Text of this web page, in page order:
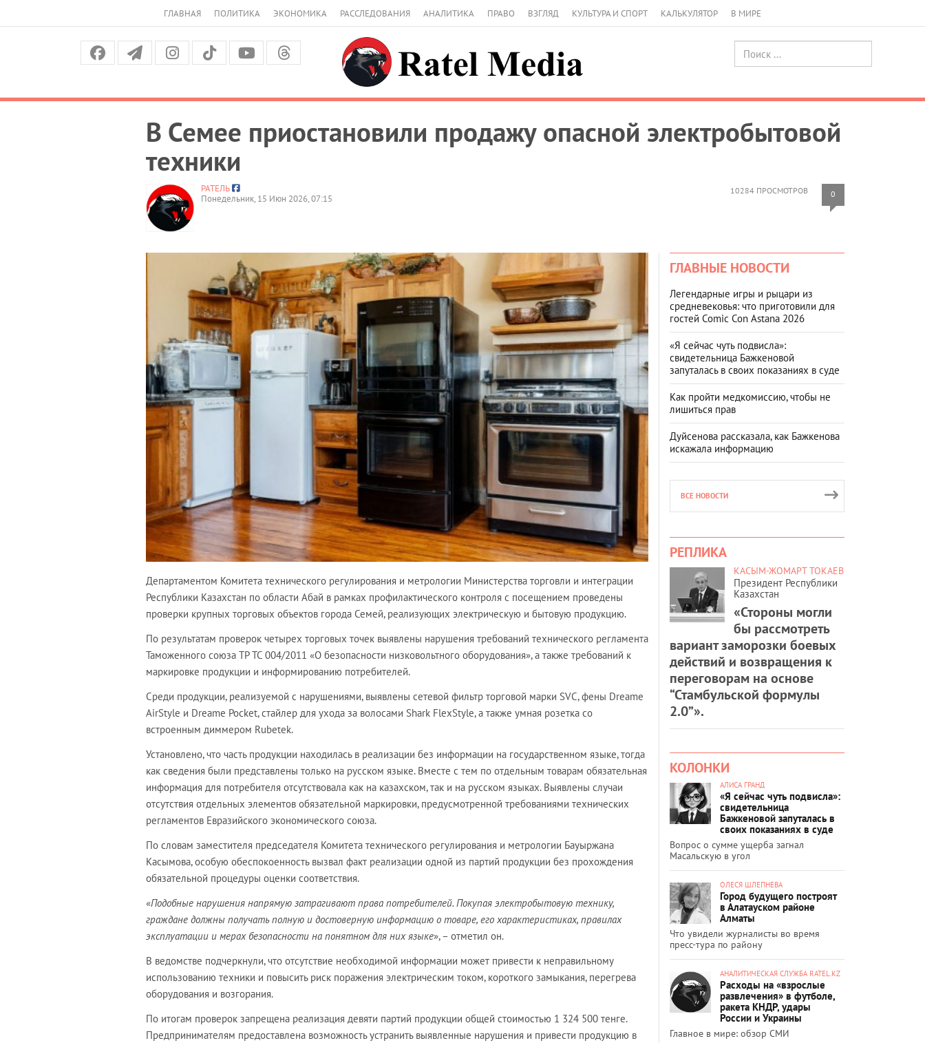
ГЛАВНАЯ ПОЛИТИКА ЭКОНОМИКА РАССЛЕДОВАНИЯ АНАЛИТИКА ПРАВО ВЗГЛЯД КУЛЬТУРА И СПОРТ КАЛЬКУЛЯТОР В МИРЕ
В Семее приостановили продажу опасной электробытовой
техники
10284 ПРОСМОТРОВ 0
РАТЕЛЬ
Понедельник, 15 Июн 2026, 07:15
Департаментом Комитета технического регулирования и метрологии Министерства торговли и интеграции
Республики Казахстан по области Абай в рамках профилактического контроля с посещением проведены
проверки крупных торговых объектов города Семей, реализующих электрическую и бытовую продукцию.
По результатам проверок четырех торговых точек выявлены нарушения требований технического регламента
Таможенного союза ТР ТС 004/2011 «О безопасности низковольтного оборудования», а также требований к
маркировке продукции и информированию потребителей.
Среди продукции, реализуемой с нарушениями, выявлены сетевой фильтр торговой марки SVC, фены Dreame
AirStyle и Dreame Pocket, стайлер для ухода за волосами Shark FlexStyle, а также умная розетка со
встроенным диммером Rubetek.
Установлено, что часть продукции находилась в реализации без информации на государственном языке, тогда
как сведения были представлены только на русском языке. Вместе с тем по отдельным товарам обязательная
информация для потребителя отсутствовала как на казахском, так и на русском языках. Выявлены случаи
отсутствия отдельных элементов обязательной маркировки, предусмотренной требованиями технических
регламентов Евразийского экономического союза.
По словам заместителя председателя Комитета технического регулирования и метрологии Бауыржана
Касымова, особую обеспокоенность вызвал факт реализации одной из партий продукции без прохождения
обязательной процедуры оценки соответствия.
«Подобные нарушения напрямую затрагивают права потребителей. Покупая электробытовую технику,
граждане должны получать полную и достоверную информацию о товаре, его характеристиках, правилах
эксплуатации и мерах безопасности на понятном для них языке», – отметил он.
В ведомстве подчеркнули, что отсутствие необходимой информации может привести к неправильному
использованию техники и повысить риск поражения электрическим током, короткого замыкания, перегрева
оборудования и возгорания.
По итогам проверок запрещена реализация девяти партий продукции общей стоимостью 1 324 500 тенге.
Предпринимателям предоставлена возможность устранить выявленные нарушения и привести продукцию в
ГЛАВНЫЕ НОВОСТИ
Легендарные игры и рыцари из
средневековья: что приготовили для
гостей Comic Con Astana 2026
«Я сейчас чуть подвисла»:
свидетельница Бажкеновой
запуталась в своих показаниях в суде
Как пройти медкомиссию, чтобы не
лишиться прав
Дуйсенова рассказала, как Бажкенова
искажала информацию
ВСЕ НОВОСТИ
РЕПЛИКА
КАСЫМ-ЖОМАРТ ТОКАЕВ
Президент Республики
Казахстан
«Стороны могли
бы рассмотреть
вариант заморозки боевых
действий и возвращения к
переговорам на основе
“Стамбульской формулы
2.0”».
КОЛОНКИ
АЛИСА ГРАНД
«Я сейчас чуть подвисла»:
свидетельница
Бажкеновой запуталась в
своих показаниях в суде
Вопрос о сумме ущерба загнал
Масальскую в угол
ОЛЕСЯ ШЛЕПНЕВА
Город будущего построят
в Алатауском районе
Алматы
Что увидели журналисты во время
пресс-тура по району
АНАЛИТИЧЕСКАЯ СЛУЖБА RATEL.KZ
Расходы на «взрослые
развлечения» в футболе,
ракета КНДР, удары
России и Украины
Главное в мире: обзор СМИ